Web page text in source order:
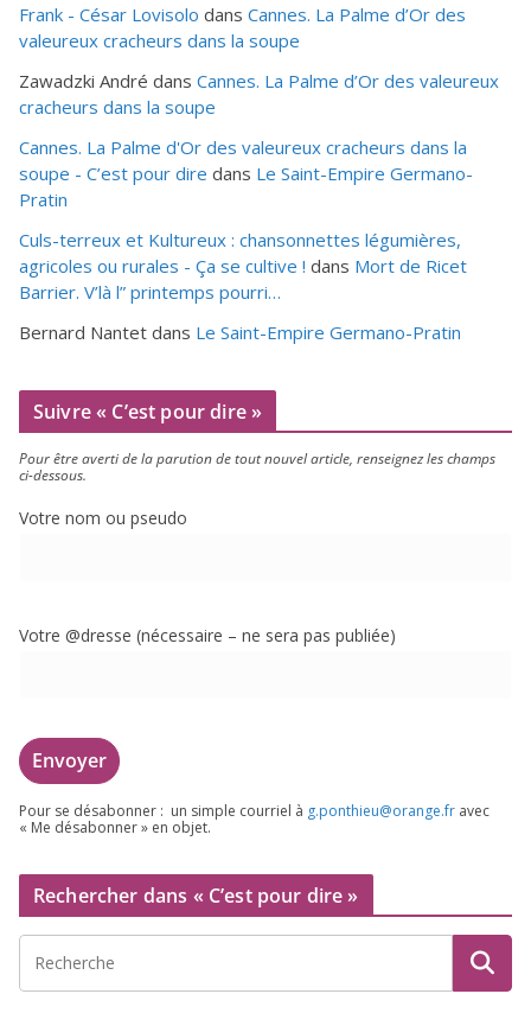
Frank - César Lovisolo dans Cannes. La Palme d’Or des
valeureux cracheurs dans la soupe
Zawadzki André dans Cannes. La Palme d’Or des valeureux
cracheurs dans la soupe
Cannes. La Palme d'Or des valeureux cracheurs dans la
soupe - C’est pour dire dans Le Saint-Empire Germano-
Pratin
Culs-terreux et Kultureux : chansonnettes légumières,
agricoles ou rurales - Ça se cultive ! dans Mort de Ricet
Barrier. V’là l” printemps pourri…
Bernard Nantet dans Le Saint-Empire Germano-Pratin
Suivre « C’est pour dire »
Pour être aver­ti de la paru­tion de tout nou­vel article, ren­sei­gnez les champs
ci-dessous.
Votre nom ou pseudo
Votre @dresse (néces­saire – ne sera pas publiée)
Pour se désa­bon­ner : un simple cour­riel à g.​ponthieu@​orange.​fr avec
« Me désa­bon­ner » en objet.
Rechercher dans « C’est pour dire »